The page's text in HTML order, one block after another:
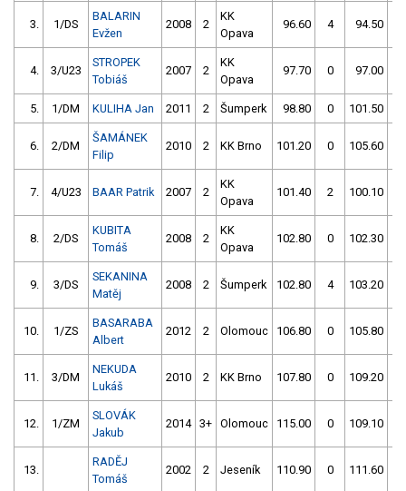
3. 1/DS
BALARIN
Evžen
2008 2
KK
Opava
96.60 4 94.50
4. 3/U23
STROPEK
Tobiáš
2007 2
KK
Opava
97.70 0 97.00
5. 1/DM KULIHA Jan 2011 2 Šumperk 98.80 0 101.50
6. 2/DM
ŠAMÁNEK
Filip
2010 2 KK Brno 101.20 0 105.60
7. 4/U23 BAAR Patrik 2007 2
KK
Opava
101.40 2 100.10
8. 2/DS
KUBITA
Tomáš
2008 2
KK
Opava
102.80 0 102.30
9. 3/DS
SEKANINA
Matěj
2008 2 Šumperk 102.80 4 103.20
10. 1/ZS
BASARABA
Albert
2012 2 Olomouc 106.80 0 105.80
11. 3/DM
NEKUDA
Lukáš
2010 2 KK Brno 107.80 0 109.20
12. 1/ZM
SLOVÁK
Jakub
2014 3+ Olomouc 115.00 0 109.10
13.
RADĚJ
Tomáš
2002 2 Jeseník 110.90 0 111.60